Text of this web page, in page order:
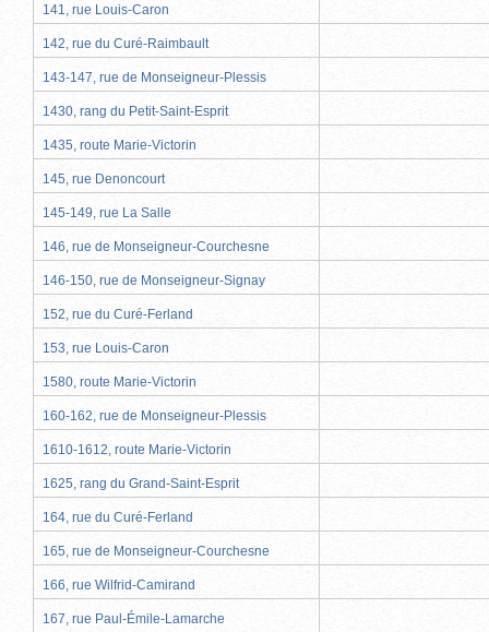
141, rue Louis-Caron
142, rue du Curé-Raimbault
143-147, rue de Monseigneur-Plessis
1430, rang du Petit-Saint-Esprit
1435, route Marie-Victorin
145, rue Denoncourt
145-149, rue La Salle
146, rue de Monseigneur-Courchesne
146-150, rue de Monseigneur-Signay
152, rue du Curé-Ferland
153, rue Louis-Caron
1580, route Marie-Victorin
160-162, rue de Monseigneur-Plessis
1610-1612, route Marie-Victorin
1625, rang du Grand-Saint-Esprit
164, rue du Curé-Ferland
165, rue de Monseigneur-Courchesne
166, rue Wilfrid-Camirand
167, rue Paul-Émile-Lamarche